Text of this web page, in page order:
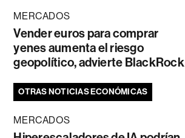
MERCADOS
Vender euros para comprar
yenes aumenta el riesgo
geopolítico, advierte BlackRock
OTRAS NOTICIAS ECONÓMICAS
MERCADOS